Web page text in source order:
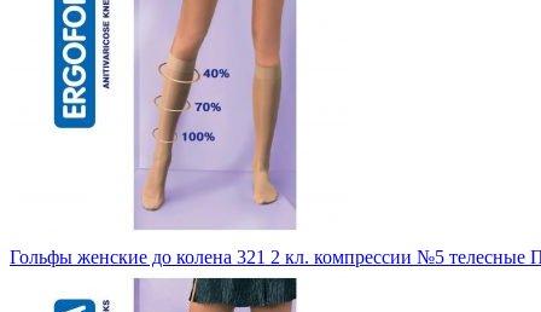
Гольфы женские до колена 321 2 кл. компрессии №5 телесные